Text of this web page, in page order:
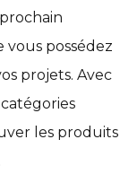
possédez
projets. Avec
les produits